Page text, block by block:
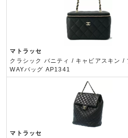
マトラッセ
クラシック バニティ / キャビアスキン /
WAYバッグ AP1341
マトラッセ